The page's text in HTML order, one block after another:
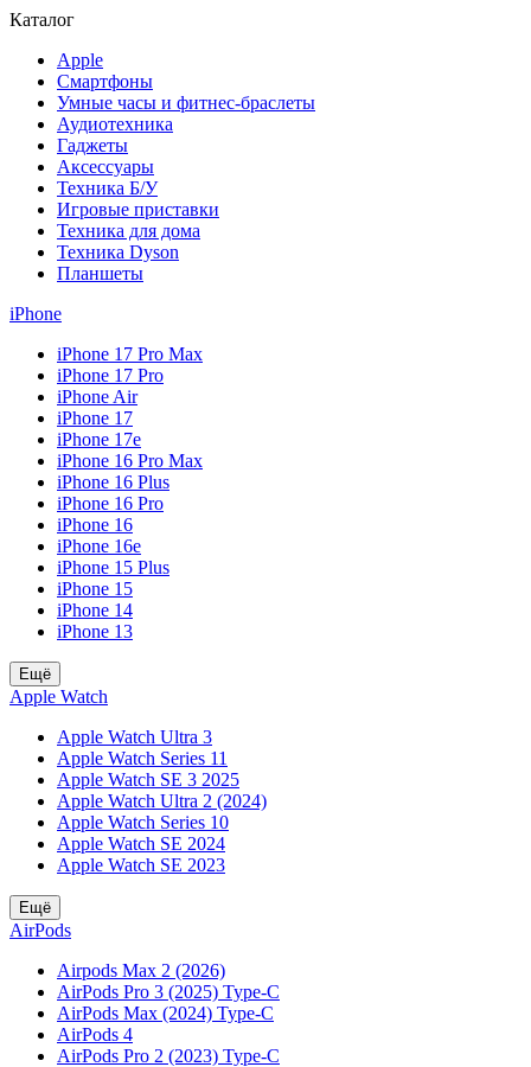
Каталог
Apple
Смартфоны
Умные часы и фитнес-браслеты
Аудиотехника
Гаджеты
Аксессуары
Техника Б/У
Игровые приставки
Техника для дома
Техника Dyson
Планшеты
iPhone
iPhone 17 Pro Max
iPhone 17 Pro
iPhone Air
iPhone 17
iPhone 17e
iPhone 16 Pro Max
iPhone 16 Plus
iPhone 16 Pro
iPhone 16
iPhone 16e
iPhone 15 Plus
iPhone 15
iPhone 14
iPhone 13
Ещё
Apple Watch
Apple Watch Ultra 3
Apple Watch Series 11
Apple Watch SE 3 2025
Apple Watch Ultra 2 (2024)
Apple Watch Series 10
Apple Watch SE 2024
Apple Watch SE 2023
Ещё
AirPods
Airpods Max 2 (2026)
AirPods Pro 3 (2025) Type-C
AirPods Max (2024) Type-C
AirPods 4
AirPods Pro 2 (2023) Type-C